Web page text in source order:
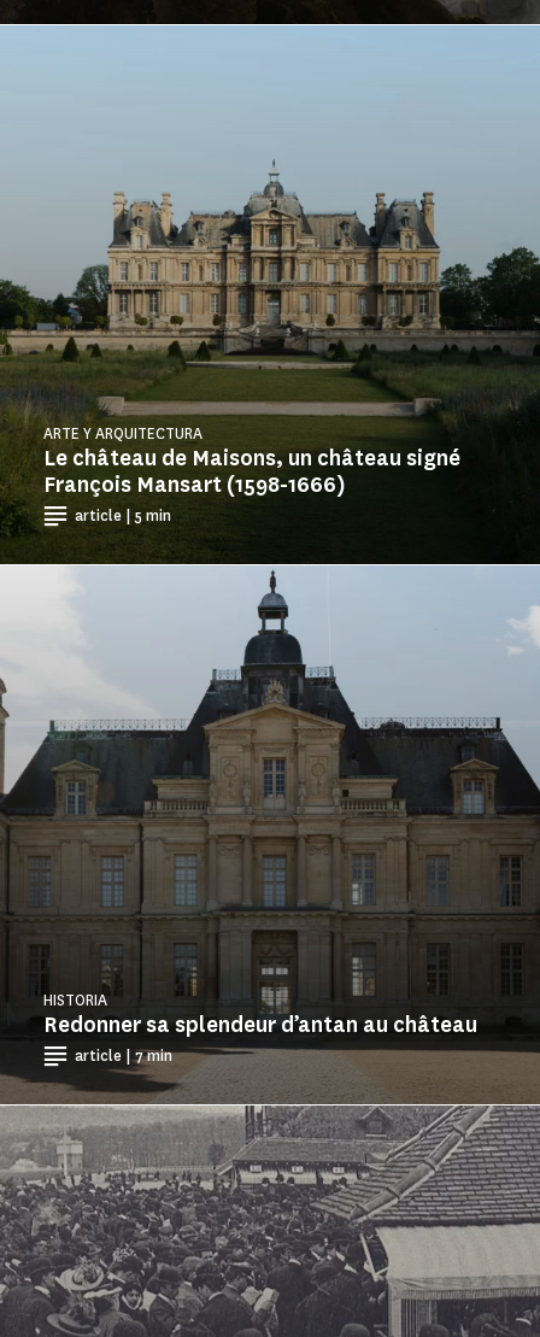
Le château de Maisons, un château signé
François Mansart (1598-1666)
ARTE Y ARQUITECTURA
article | 5 min
Redonner sa splendeur d’antan au château
HISTORIA
article | 7 min